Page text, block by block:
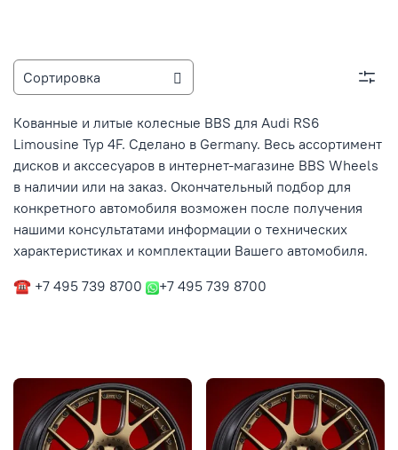
Кованные и литые колесные BBS для Audi RS6
Limousine Typ 4F. Сделано в Germany. Весь ассортимент
дисков и акссесуаров в интернет-магазине BBS Wheels
в наличии или на заказ. Окончательный подбор для
конкретного автомобиля возможен после получения
нашими консультатами информации о технических
характеристиках и комплектации Вашего автомобиля.
☎ +7 495 739 8700
+7 495 739 8700